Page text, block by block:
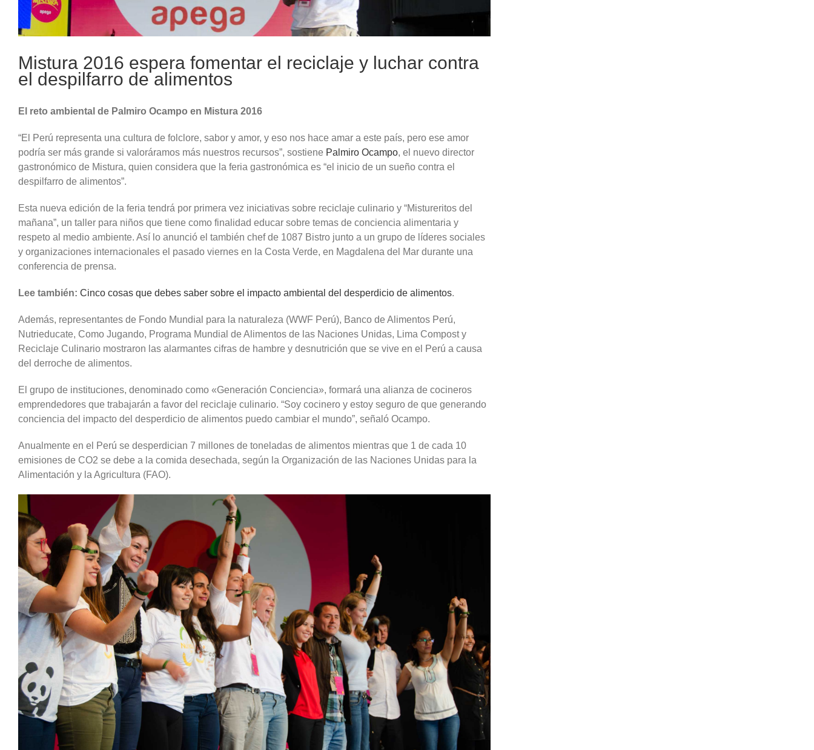
Mistura 2016 espera fomentar el reciclaje y luchar contra
el despilfarro de alimentos
El reto ambiental de Palmiro Ocampo en Mistura 2016
“El Perú representa una cultura de folclore, sabor y amor, y eso nos hace amar a este país, pero ese amor
podría ser más grande si valoráramos más nuestros recursos”, sostiene Palmiro Ocampo, el nuevo director
gastronómico de Mistura, quien considera que la feria gastronómica es “el inicio de un sueño contra el
despilfarro de alimentos”.
Esta nueva edición de la feria tendrá por primera vez iniciativas sobre reciclaje culinario y “Mistureritos del
mañana”, un taller para niños que tiene como finalidad educar sobre temas de conciencia alimentaria y
respeto al medio ambiente. Así lo anunció el también chef de 1087 Bistro junto a un grupo de líderes sociales
y organizaciones internacionales el pasado viernes en la Costa Verde, en Magdalena del Mar durante una
conferencia de prensa.
Lee también: Cinco cosas que debes saber sobre el impacto ambiental del desperdicio de alimentos.
Además, representantes de Fondo Mundial para la naturaleza (WWF Perú), Banco de Alimentos Perú,
Nutrieducate, Como Jugando, Programa Mundial de Alimentos de las Naciones Unidas, Lima Compost y
Reciclaje Culinario mostraron las alarmantes cifras de hambre y desnutrición que se vive en el Perú a causa
del derroche de alimentos.
El grupo de instituciones, denominado como «Generación Conciencia», formará una alianza de cocineros
emprendedores que trabajarán a favor del reciclaje culinario. “Soy cocinero y estoy seguro de que generando
conciencia del impacto del desperdicio de alimentos puedo cambiar el mundo”, señaló Ocampo.
Anualmente en el Perú se desperdician 7 millones de toneladas de alimentos mientras que 1 de cada 10
emisiones de CO2 se debe a la comida desechada, según la Organización de las Naciones Unidas para la
Alimentación y la Agricultura (FAO).